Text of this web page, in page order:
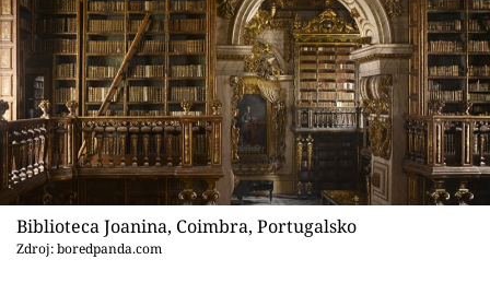
Biblioteca Joanina, Coimbra, Portugalsko
Zdroj: boredpanda.com